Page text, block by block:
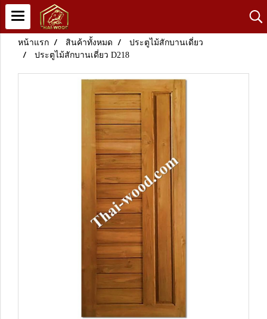
หน้าแรก สินค้าทั้งหมด
ประตูไม้สักบานเดี่ยว
ประตูไม้สักบานเดี่ยว D218